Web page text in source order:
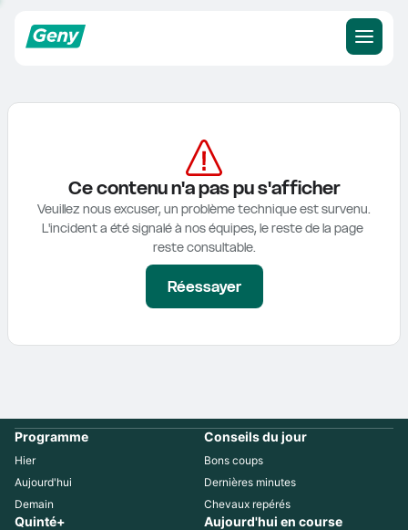
Ce contenu n'a pas pu s'afficher
Veuillez nous excuser, un problème technique est survenu.
L'incident a été signalé à nos équipes, le reste de la page
reste consultable.
Réessayer
Programme
Hier
Aujourd'hui
Demain
Conseils du jour
Bons coups
Dernières minutes
Chevaux repérés
Quinté+ Aujourd'hui en course